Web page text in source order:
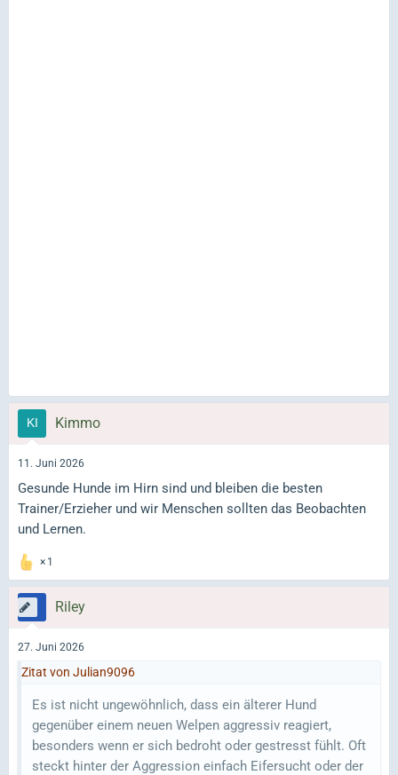
Kimmo
11. Juni 2026
Gesunde Hunde im Hirn sind und bleiben die besten
Trainer/Erzieher und wir Menschen sollten das Beobachten
und Lernen.
1
Riley
27. Juni 2026
Zitat von Julian9096
Es ist nicht ungewöhnlich, dass ein älterer Hund
gegenüber einem neuen Welpen aggressiv reagiert,
besonders wenn er sich bedroht oder gestresst fühlt. Oft
steckt hinter der Aggression einfach Eifersucht oder der